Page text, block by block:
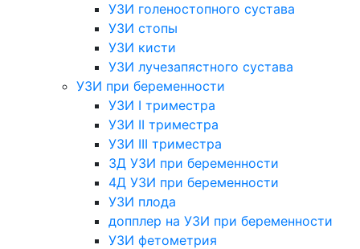
УЗИ голеностопного сустава
УЗИ стопы
УЗИ кисти
УЗИ лучезапястного сустава
УЗИ при беременности
УЗИ I триместра
УЗИ II триместра
УЗИ III триместра
3Д УЗИ при беременности
4Д УЗИ при беременности
УЗИ плода
допплер на УЗИ при беременности
УЗИ фетометрия